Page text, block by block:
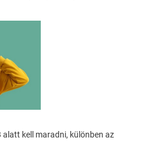
kell maradni, különben az